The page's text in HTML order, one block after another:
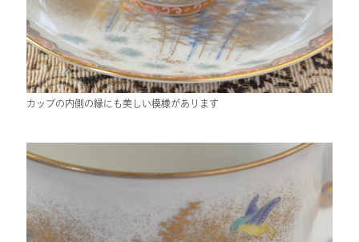
カップの内側の縁にも美しい模様があります